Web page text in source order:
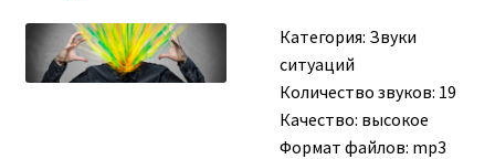
Категория: Звуки
ситуаций
Количество звуков: 19
Качество: высокое
Формат файлов: mp3